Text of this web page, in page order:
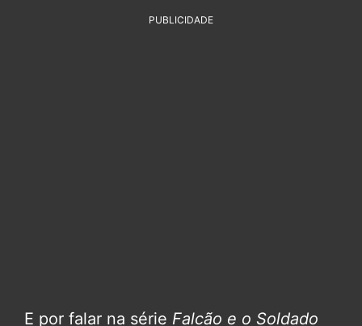
PUBLICIDADE
E por falar na série Falcão e o Soldado